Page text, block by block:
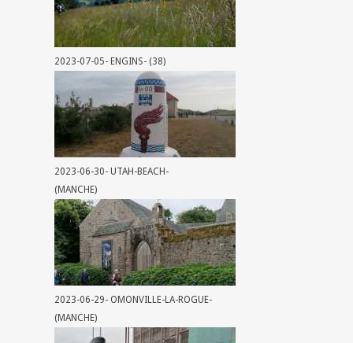
2023-07-05- ENGINS- (38)
2023-06-30- UTAH-BEACH-
(MANCHE)
2023-06-29- OMONVILLE-LA-ROGUE-
(MANCHE)